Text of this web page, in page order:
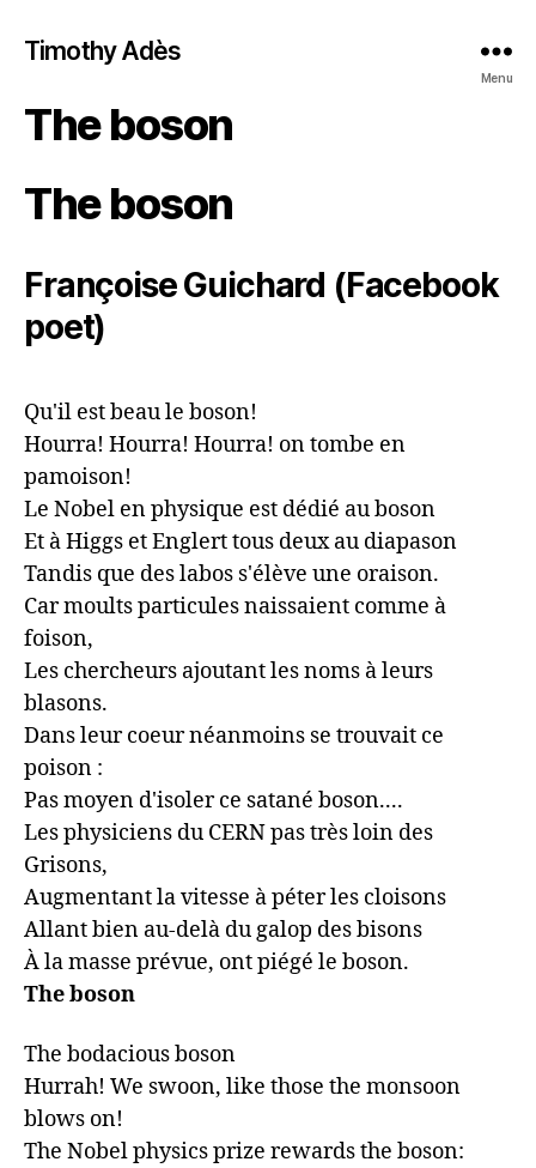
Timothy Adès
Menu
The boson
The boson
Françoise Guichard (Facebook
poet)
Qu'il est beau le boson!
Hourra! Hourra! Hourra! on tombe en
pamoison!
Le Nobel en physique est dédié au boson
Et à Higgs et Englert tous deux au diapason
Tandis que des labos s'élève une oraison.
Car moults particules naissaient comme à
foison,
Les chercheurs ajoutant les noms à leurs
blasons.
Dans leur coeur néanmoins se trouvait ce
poison :
Pas moyen d'isoler ce satané boson....
Les physiciens du CERN pas très loin des
Grisons,
Augmentant la vitesse à péter les cloisons
Allant bien au-delà du galop des bisons
À la masse prévue, ont piégé le boson.
The boson
The bodacious boson
Hurrah! We swoon, like those the monsoon
blows on!
The Nobel physics prize rewards the boson: